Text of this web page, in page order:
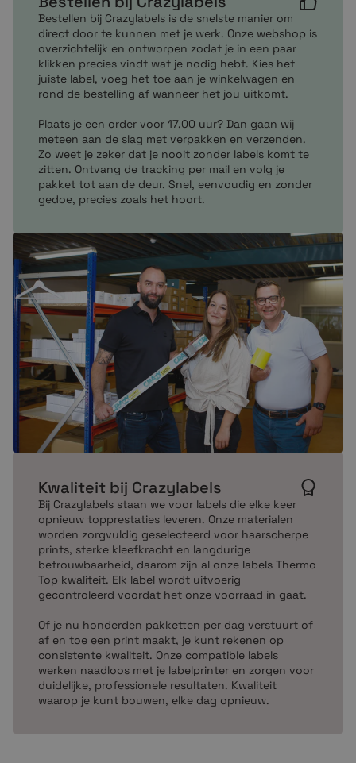
Bestellen bij Crazylabels is de snelste manier om
direct door te kunnen met je werk. Onze webshop is
overzichtelijk en ontworpen zodat je in een paar
klikken precies vindt wat je nodig hebt. Kies het
juiste label, voeg het toe aan je winkelwagen en
rond de bestelling af wanneer het jou uitkomt.
Plaats je een order voor 17.00 uur? Dan gaan wij
meteen aan de slag met verpakken en verzenden.
Zo weet je zeker dat je nooit zonder labels komt te
zitten. Ontvang de tracking per mail en volg je
pakket tot aan de deur. Snel, eenvoudig en zonder
gedoe, precies zoals het hoort.
Kwaliteit bij Crazylabels
Bij Crazylabels staan we voor labels die elke keer
opnieuw topprestaties leveren. Onze materialen
worden zorgvuldig geselecteerd voor haarscherpe
prints, sterke kleefkracht en langdurige
betrouwbaarheid, daarom zijn al onze labels Thermo
Top kwaliteit. Elk label wordt uitvoerig
gecontroleerd voordat het onze voorraad in gaat.
Of je nu honderden pakketten per dag verstuurt of
af en toe een print maakt, je kunt rekenen op
consistente kwaliteit. Onze compatible labels
werken naadloos met je labelprinter en zorgen voor
duidelijke, professionele resultaten. Kwaliteit
waarop je kunt bouwen, elke dag opnieuw.